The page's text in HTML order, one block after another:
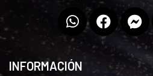
INFORMACIÓN